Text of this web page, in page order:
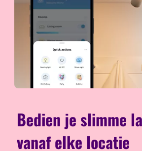
Bedien je slimme
vanaf elke locatie